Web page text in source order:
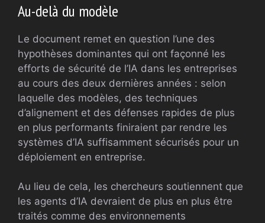
Au-delà du modèle
Le document remet en question l’une des
hypothèses dominantes qui ont façonné les
efforts de sécurité de l’IA dans les entreprises
au cours des deux dernières années : selon
laquelle des modèles, des techniques
d’alignement et des défenses rapides de plus
en plus performants finiraient par rendre les
systèmes d’IA suffisamment sécurisés pour un
déploiement en entreprise.
Au lieu de cela, les chercheurs soutiennent que
les agents d’IA devraient de plus en plus être
traités comme des environnements